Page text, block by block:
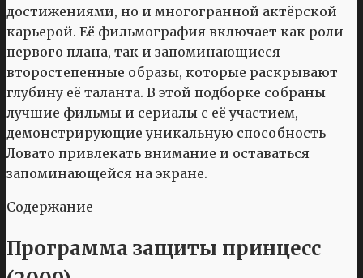
достижениями, но и многогранной актёрской
карьерой. Её фильмография включает как роли
первого плана, так и запоминающиеся
второстепенные образы, которые раскрывают
глубину её таланта. В этой подборке собраны
лучшие фильмы и сериалы с её участием,
демонстрирующие уникальную способность
Ловато привлекать внимание и оставаться
запоминающейся на экране.
Содержание
Программа защиты принцесс